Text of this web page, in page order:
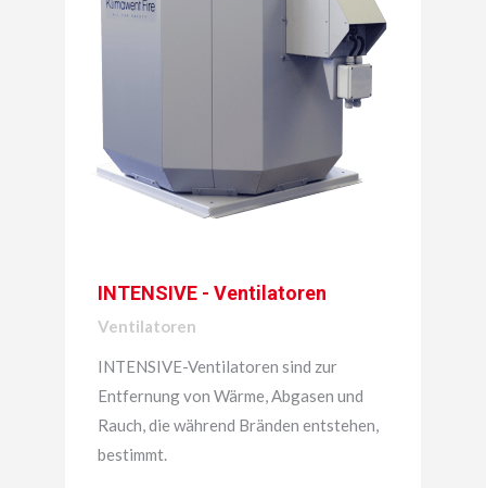
INTENSIVE - Ventilatoren
Ventilatoren
INTENSIVE-Ventilatoren sind zur
Entfernung von Wärme, Abgasen und
Rauch, die während Bränden entstehen,
bestimmt.